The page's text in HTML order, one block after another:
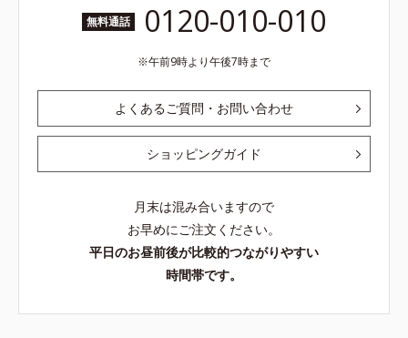
無料通話 0120-010-010
午前9時より午後7時まで
よくあるご質問・お問い合わせ
ショッピングガイド
月末は混み合いますので
お早めにご注文ください。
平日のお昼前後が比較的つながりやすい
時間帯です。